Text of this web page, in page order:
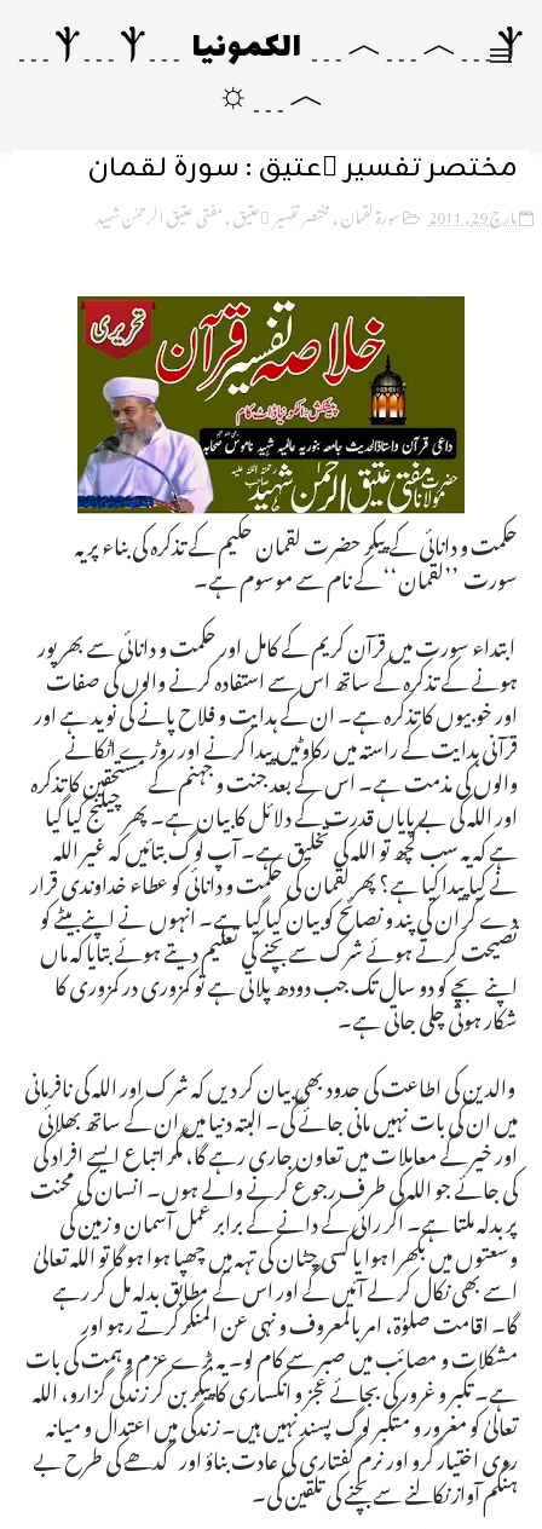
Ⲯ﹍︿﹍︿﹍ الکمونیا ﹍Ⲯ﹍Ⲯ﹍
︿﹍☼
مختصر تفسیر ِعتیق : سورۃ لقمان
مارچ 29, 2011 سورۃ لقمان,مختصر تفسیر ِعتیق,مفتی عتیق الرحمٰن شہید
حکمت و دانائی کے پیکر حضرت لقمان حکیم کے تذکرہ کی بناء پر یہ
سورت ’’لقمان‘‘ کے نام سے موسوم ہے۔
ابتداء سورت میں قرآن کریم کے کامل اور حکمت و دانائی سے بھرپور
ہونے کے تذکرہ کے ساتھ اس سے استفادہ کرنے والوں کی صفات
اور خوبیوں کا تذکرہ ہے۔ ان کے ہدایت و فلاح پانے کی نوید ہے اور
قرآنی ہدایت کے راستہ میں رکاوٹیں پیدا کرنے اور روڑے اٹکانے
والوں کی مذمت ہے۔ اس کے بعد جنت و جہنم کے مستحقین کا تذکرہ
اور اللہ کی بے پایاں قدرت کے دلائل کا بیان ہے۔ پھر چیلنج کیا گیا
ہے کہ یہ سب کچھ تو اللہ کی تخلیق ہے۔ آپ لوگ بتائیں کہ غیر اللہ
نے کیا پیدا کیا ہے؟ پھر لقمان کی حکمت و دانائی کو عطاء خداوندی قرار
دے کر ان کی پند و نصائح کو بیان کیا گیا ہے۔ انہوں نے اپنے بیٹے کو
نصیحت کرتے ہوئے شرک سے بچنے کی تعلیم دیتے ہوئے بتایا کہ ماں
اپنے بچے کو دو سال تک جب دودھ پلاتی ہے تو کمزوری در کمزوری کا
شکار ہوتی چلی جاتی ہے۔
والدین کی اطاعت کی حدود بھی بیان کر دیں کہ شرک اور اللہ کی نافرمانی
میں ان کی بات نہیں مانی جائے گی۔ البتہ دنیا میں ان کے ساتھ بھلائی
اور خیر کے معاملات میں تعاون جاری رہے گا، مگر اتباع ایسے افراد کی
کی جائے جو اللہ کی طرف رجوع کرنے والے ہوں۔ انسان کی محنت
پر بدلہ ملتا ہے۔ اگر رائی کے دانے کے برابر عمل آسمان و زمین کی
وسعتوں میں بکھرا ہوا یا کسی چٹان کی تہہ میں چھپا ہوا ہو گا تو اللہ تعالیٰ
اسے بھی نکال کر لے آئیں گے اور اس کے مطابق بدلہ مل کر رہے
گا۔ اقامت صلوٰۃ، امر بالمعروف و نہی عن المنکر کرتے رہو اور
مشکلات و مصائب میں صبر سے کام لو۔ یہ بڑے عزم و ہمت کی بات
ہے۔ تکبر و غرور کی بجائے عجز و انکساری کا پیکر بن کر زندگی گزارو، اللہ
تعالیٰ کو مغرور و متکبر لوگ پسند نہیں ہیں۔ زندگی میں اعتدال و میانہ
روی اختیار کرو اور نرم گفتاری کی عادت بناؤ اور گدھے کی طرح بے
ہنگم آواز نکالنے سے بچنے کی تلقین کی۔